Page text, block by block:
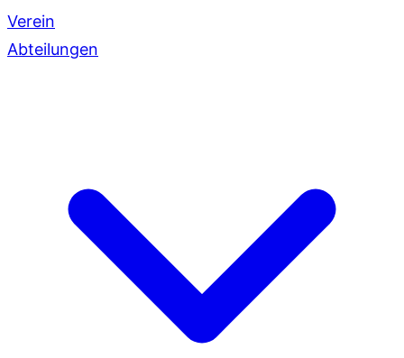
Verein
Abteilungen